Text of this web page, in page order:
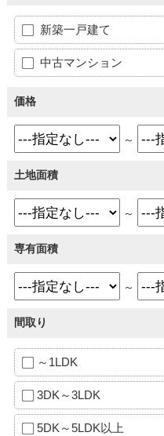
新築一戸建て
中古マンション
価格
～
土地面積
～
専有面積
～
間取り
～1LDK
3DK～3LDK
5DK～5LDK以上